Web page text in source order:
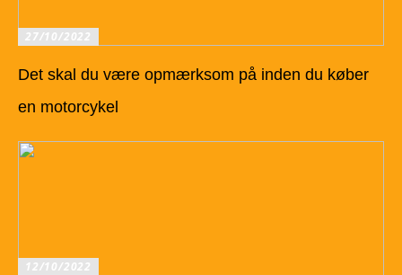
27/10/2022
Det skal du være opmærksom på inden du køber
en motorcykel
12/10/2022